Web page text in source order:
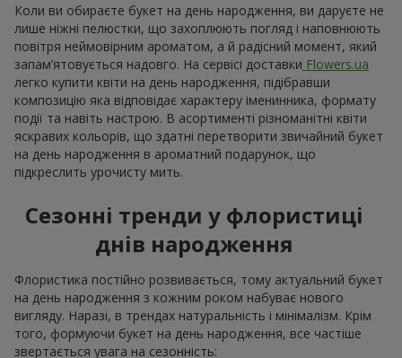
Коли ви обираєте букет на день народження, ви даруєте не
лише ніжні пелюстки, що захоплюють погляд і наповнюють
повітря неймовірним ароматом, а й радісний момент, який
запам’ятовується надовго. На сервісі доставки Flowers.ua
легко купити квіти на день народження, підібравши
композицію яка відповідає характеру іменинника, формату
події та навіть настрою. В асортименті різноманітні квіти
яскравих кольорів, що здатні перетворити звичайний букет
на день народження в ароматний подарунок, що
підкреслить урочисту мить.
Сезонні тренди у флористиці
днів народження
Флористика постійно розвивається, тому актуальний букет
на день народження з кожним роком набуває нового
вигляду. Наразі, в трендах натуральність і мінімалізм. Крім
того, формуючи букет на день народження, все частіше
звертається увага на сезонність: